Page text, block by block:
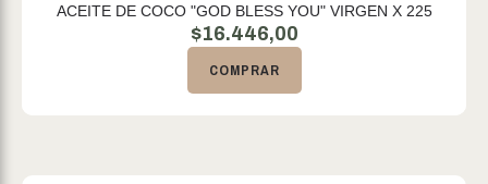
ACEITE DE COCO "GOD BLESS YOU" VIRGEN X 225
$16.446,00
COMPRAR